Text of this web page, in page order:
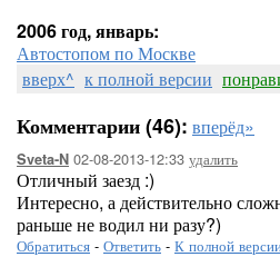
2006 год, январь:
Автостопом по Москве
вверх^ к полной версии
Комментарии (46): вперёд»
Sveta-N 02-08-2013-12:33 удалить
Отличный заезд :)
Интересно, а действительно
раньше не водил ни разу?)
Обратиться - Ответить - К полной